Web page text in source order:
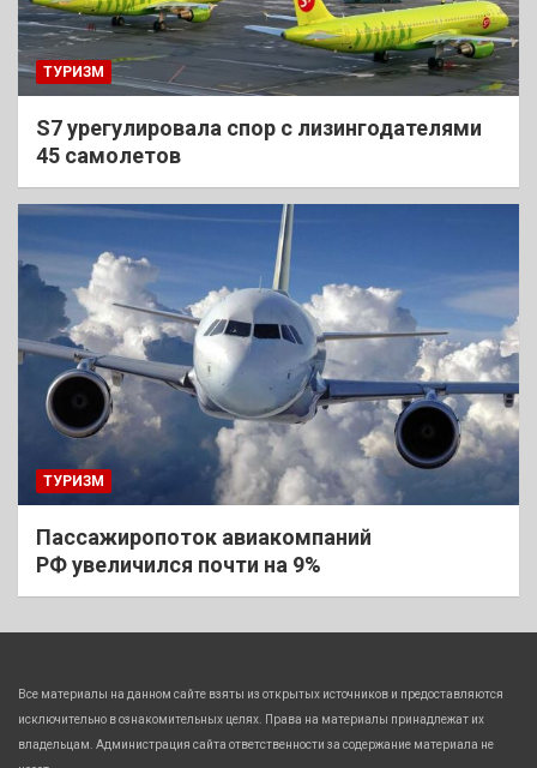
ТУРИЗМ
S7 урегулировала спор с лизингодателями
45 самолетов
ТУРИЗМ
Пассажиропоток авиакомпаний
РФ увеличился почти на 9%
Все материалы на данном сайте взяты из открытых источников и предоставляются
исключительно в ознакомительных целях. Права на материалы принадлежат их
владельцам. Администрация сайта ответственности за содержание материала не